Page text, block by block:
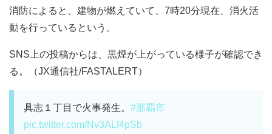
消防によると、建物が燃えていて、7時20分現在、消火活
動を行っているという。
SNS上の投稿からは、黒煙が上がっている様子が確認でき
る。（JX通信社/FASTALERT）
具志１丁目で火事発生。 #那覇市
pic.twitter.com/Nv3ALf4pSb